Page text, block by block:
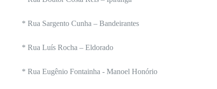
* Rua Sargento Cunha – Bandeirantes
* Rua Luís Rocha – Eldorado
* Rua Eugênio Fontainha - Manoel Honório